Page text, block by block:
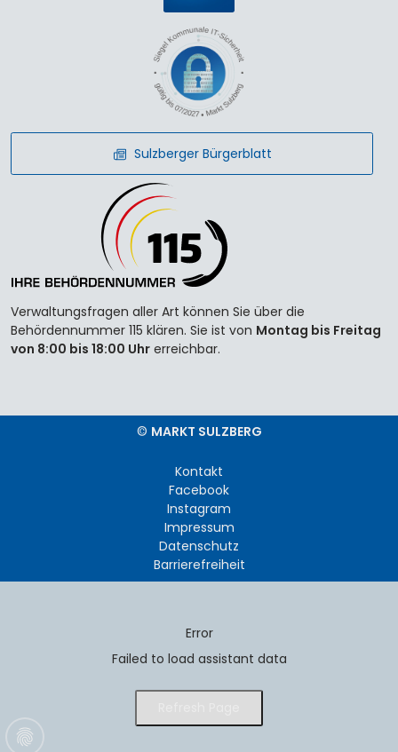
Sulzberger Bürgerblatt
Verwaltungsfragen aller Art können Sie über die
Behördennummer 115 klären. Sie ist von Montag bis Freitag
von 8:00 bis 18:00 Uhr erreichbar.
© MARKT SULZBERG
Kontakt
Facebook
Instagram
Impressum
Datenschutz
Barrierefreiheit
Error
Failed to load assistant data